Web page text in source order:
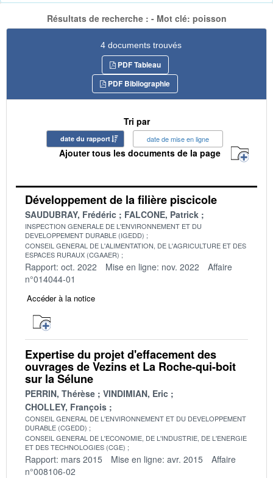
Résultats de recherche : - Mot clé: poisson
4 documents trouvés
PDF Tableau
PDF Bibliographie
Tri par
date du rapport date de mise en ligne
Ajouter tous les documents de la page
Développement de la filière piscicole
SAUDUBRAY, Frédéric FALCONE, Patrick
INSPECTION GENERALE DE L'ENVIRONNEMENT ET DU
DEVELOPPEMENT DURABLE (IGEDD)
CONSEIL GENERAL DE L'ALIMENTATION, DE L'AGRICULTURE ET DES
ESPACES RURAUX (CGAAER)
Rapport: oct. 2022 Mise en ligne: nov. 2022
Affaire
n°014044-01
Accéder à la notice
Expertise du projet d'effacement des
ouvrages de Vezins et La Roche-qui-boit
sur la Sélune
PERRIN, Thérèse
VINDIMIAN, Eric
CHOLLEY, François
CONSEIL GENERAL DE L'ENVIRONNEMENT ET DU DEVELOPPEMENT
DURABLE (CGEDD)
CONSEIL GENERAL DE L'ECONOMIE, DE L'INDUSTRIE, DE L'ENERGIE
ET DES TECHNOLOGIES (CGE)
Rapport: mars 2015 Mise en ligne: avr. 2015
Affaire
n°008106-02